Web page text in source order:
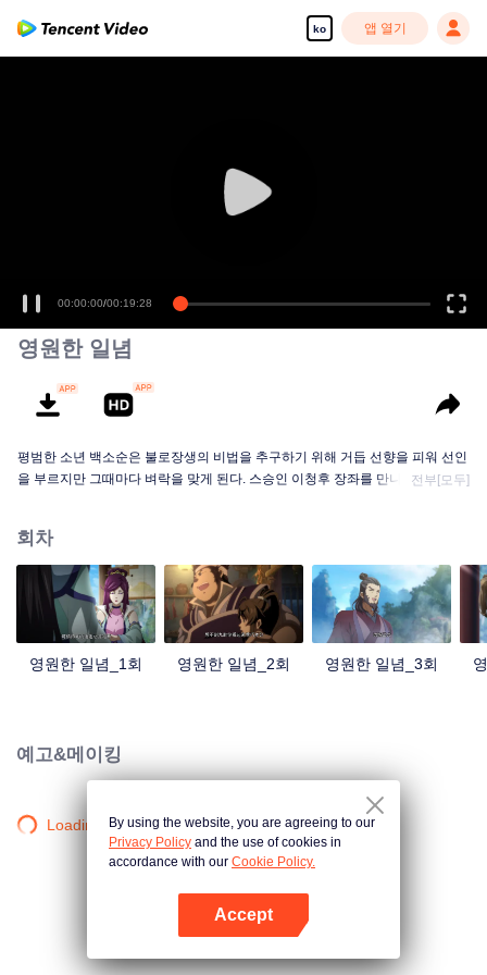
ko 앱 열기
00:00:00/00:19:28
영원한 일념
평범한 소년 백소순은 불로장생의 비법을 추구하기 위해 거듭 선향을 피워 선인
을 부르지만 그때마다 벼락을 맞게 된다. 스승인 이청후 장좌를 만나고 나서야...
전부[모두]
회차
영원한 일념_1회 영원한 일념_2회 영원한 일념_3회
예고&메이킹
Loading…By using the website, you are agreeing to our
Privacy Policy and the use of cookies in
accordance with our Cookie Policy.
Accept